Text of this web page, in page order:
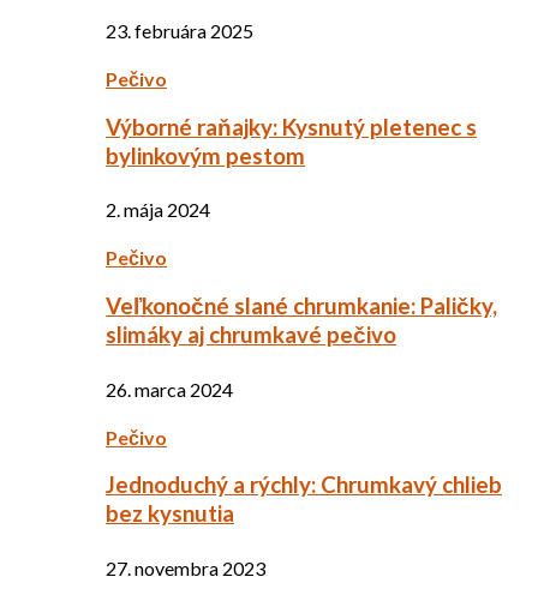
23. februára 2025
Pečivo
Výborné raňajky: Kysnutý pletenec s
bylinkovým pestom
2. mája 2024
Pečivo
Veľkonočné slané chrumkanie: Paličky,
slimáky aj chrumkavé pečivo
26. marca 2024
Pečivo
Jednoduchý a rýchly: Chrumkavý chlieb
bez kysnutia
27. novembra 2023